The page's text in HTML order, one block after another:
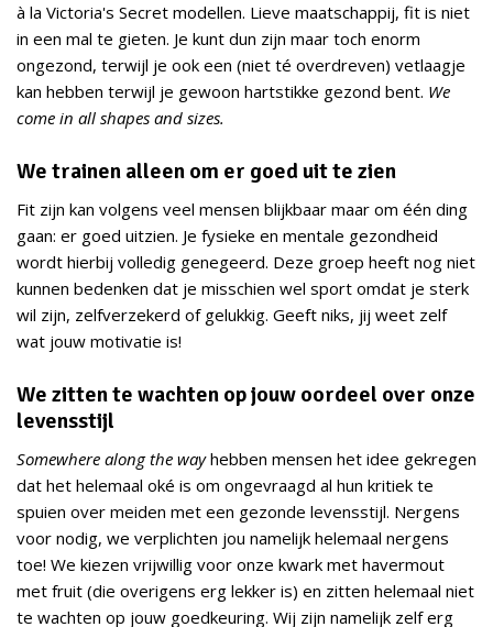
à la Victoria's Secret modellen. Lieve maatschappij, fit is niet
in een mal te gieten. Je kunt dun zijn maar toch enorm
ongezond, terwijl je ook een (niet té overdreven) vetlaagje
kan hebben terwijl je gewoon hartstikke gezond bent. We
come in all shapes and sizes.
We trainen alleen om er goed uit te zien
Fit zijn kan volgens veel mensen blijkbaar maar om één ding
gaan: er goed uitzien. Je fysieke en mentale gezondheid
wordt hierbij volledig genegeerd. Deze groep heeft nog niet
kunnen bedenken dat je misschien wel sport omdat je sterk
wil zijn, zelfverzekerd of gelukkig. Geeft niks, jij weet zelf
wat jouw motivatie is!
We zitten te wachten op jouw oordeel over onze
levensstijl
Somewhere along the wayhebben mensen het idee gekregen
dat het helemaal oké is om ongevraagd al hun kritiek te
spuien over meiden met een gezonde levensstijl. Nergens
voor nodig, we verplichten jou namelijk helemaal nergens
toe! We kiezen vrijwillig voor onze kwark met havermout
met fruit (die overigens erg lekker is) en zitten helemaal niet
te wachten op jouw goedkeuring. Wij zijn namelijk zelf erg